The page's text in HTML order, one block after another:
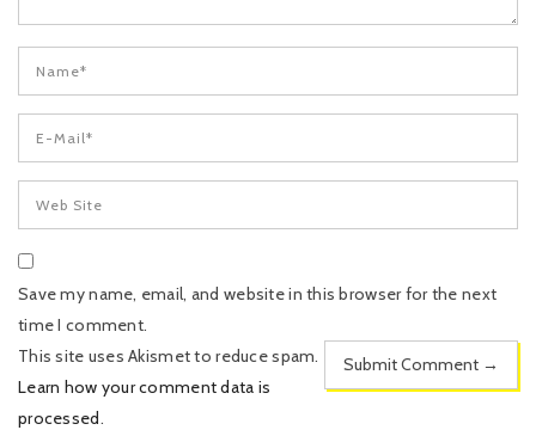
Save my name, email, and website in this browser for the next
time I comment.
This site uses Akismet to reduce spam.
Learn how your comment data is
processed.